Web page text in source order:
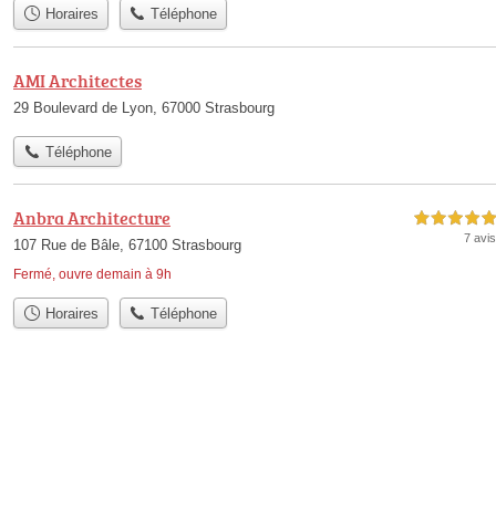
Horaires Téléphone
AMI Architectes
29 Boulevard de Lyon, 67000 Strasbourg
Téléphone
Anbra Architecture
107 Rue de Bâle, 67100 Strasbourg
Fermé, ouvre demain à 9h
5,0 étoiles sur 5
7 avis
Horaires Téléphone